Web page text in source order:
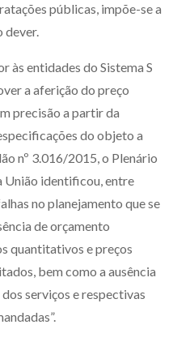
públicas, impõe-se a
dever.
às entidades do Sistema S
a aferição do preço
precisão a partir da
do objeto a
nº 3.016/2015, o Plenário
União identificou, entre
no planejamento que se
de orçamento
quantitativos e preços
bem como a ausência
serviços e respectivas